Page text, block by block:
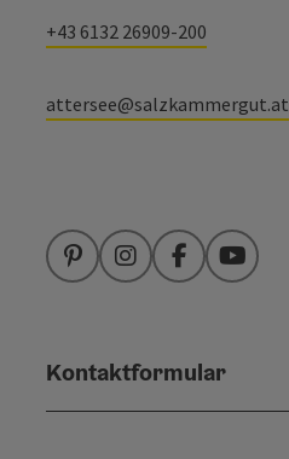
+43 6132 26909-200
attersee@salzkammergut.at
PinterestInstagramFacebookYouTube
Kontaktformular